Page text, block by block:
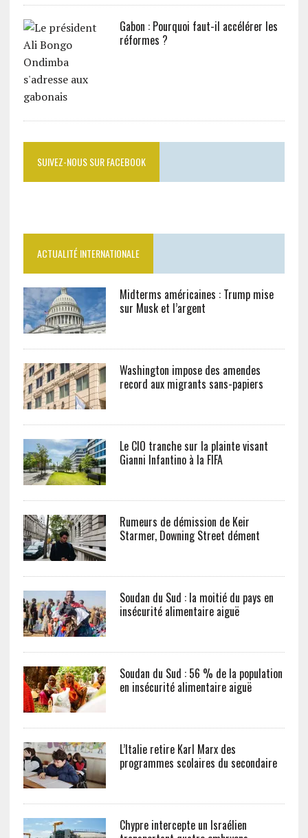
Gabon : Pourquoi faut-il accélérer les
réformes ?
SUIVEZ-NOUS SUR FACEBOOK
ACTUALITÉ INTERNATIONALE
Midterms américaines : Trump mise
sur Musk et l’argent
Washington impose des amendes
record aux migrants sans-papiers
Le CIO tranche sur la plainte visant
Gianni Infantino à la FIFA
Rumeurs de démission de Keir
Starmer, Downing Street dément
Soudan du Sud : la moitié du pays en
insécurité alimentaire aiguë
Soudan du Sud : 56 % de la population
en insécurité alimentaire aiguë
L’Italie retire Karl Marx des
programmes scolaires du secondaire
Chypre intercepte un Israélien